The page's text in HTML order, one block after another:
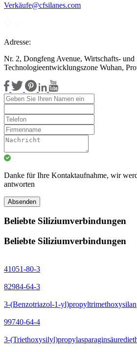
Verkäufe@cfsilanes.com
Adresse:
Nr. 2, Dongfeng Avenue, Wirtschafts- und
Technologieentwicklungszone Wuhan,
Danke für Ihre Kontaktaufnahme, wir
antworten
Absenden
Beliebte Siliziumverbindungen
Beliebte Siliziumverbindungen
41051-80-3
82984-64-3
3-(Benzotriazol-1-yl)propyltrimethoxysilan
99740-64-4
3-